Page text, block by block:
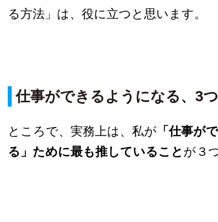
る方法」は、役に立つと思います。
仕事ができるようになる、3
ところで、実務上は、私が 「仕事が
る」ために最も推していること が３